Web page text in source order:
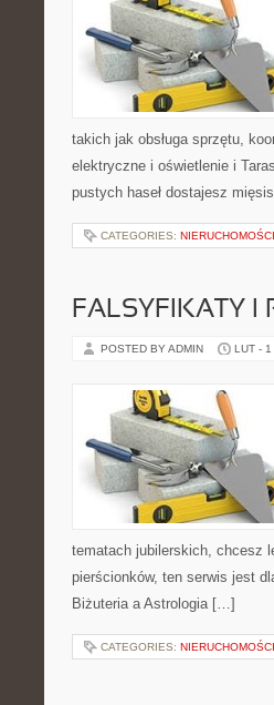
takich jak obsługa sprzętu,
elektryczne i oświetlenie i
pustych haseł dostajesz
CATEGORIES: NIERUCHOMOŚCI
FALSYFIKATY I
POSTED BY ADMIN LUT -
tematach jubilerskich, chcesz
pierścionków, ten serwis jest
Biżuteria a Astrologia […]
CATEGORIES: NIERUCHOMOŚCI